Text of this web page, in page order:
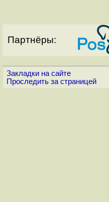
Партнёры:
Закладки на сайте
Проследить за страницей